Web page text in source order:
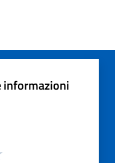
informazioni